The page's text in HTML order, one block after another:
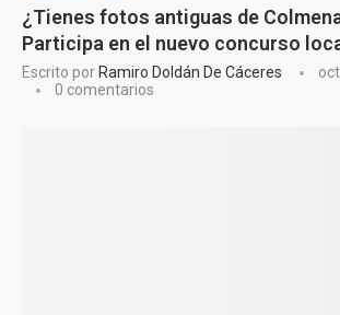
¿Tienes fotos antiguas de
Participa en el nuevo concurso
Escrito por Ramiro Doldán De Cáceres
0 comentarios